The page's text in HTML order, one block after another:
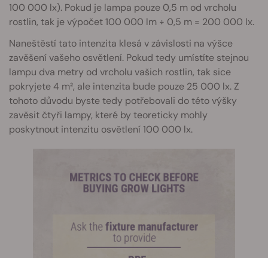
100 000 lx). Pokud je lampa pouze 0,5 m od vrcholu
rostlin, tak je výpočet 100 000 lm ÷ 0,5 m = 200 000 lx.
Naneštěstí tato intenzita klesá v závislosti na výšce
zavěšení vašeho osvětlení. Pokud tedy umístíte stejnou
lampu dva metry od vrcholu vašich rostlin, tak sice
pokryjete 4 m², ale intenzita bude pouze 25 000 lx. Z
tohoto důvodu byste tedy potřebovali do této výšky
zavěsit čtyři lampy, které by teoreticky mohly
poskytnout intenzitu osvětlení 100 000 lx.